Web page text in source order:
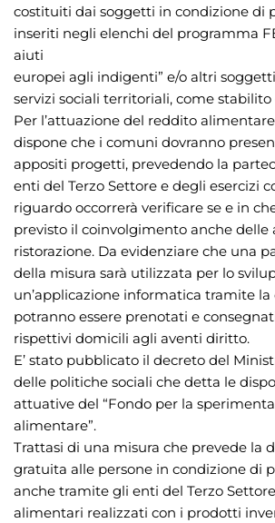
costituiti dai soggetti in condizione di
inseriti negli elenchi del programma
aiuti
europei agli indigenti” e/o altri
servizi sociali territoriali, come stabilito
Per l’attuazione del reddito
dispone che i comuni dovranno
appositi progetti, prevedendo la
enti del Terzo Settore e degli esercizi
riguardo occorrerà verificare se e in
previsto il coinvolgimento anche delle
ristorazione. Da evidenziare che una
della misura sarà utilizzata per lo
un’applicazione informatica tramite la
potranno essere prenotati e
rispettivi domicili agli aventi diritto.
E’ stato pubblicato il decreto del
delle politiche sociali che detta le
attuative del “Fondo per la
alimentare”.
Trattasi di una misura che prevede la
gratuita alle persone in condizione di
anche tramite gli enti del Terzo
alimentari realizzati con i prodotti